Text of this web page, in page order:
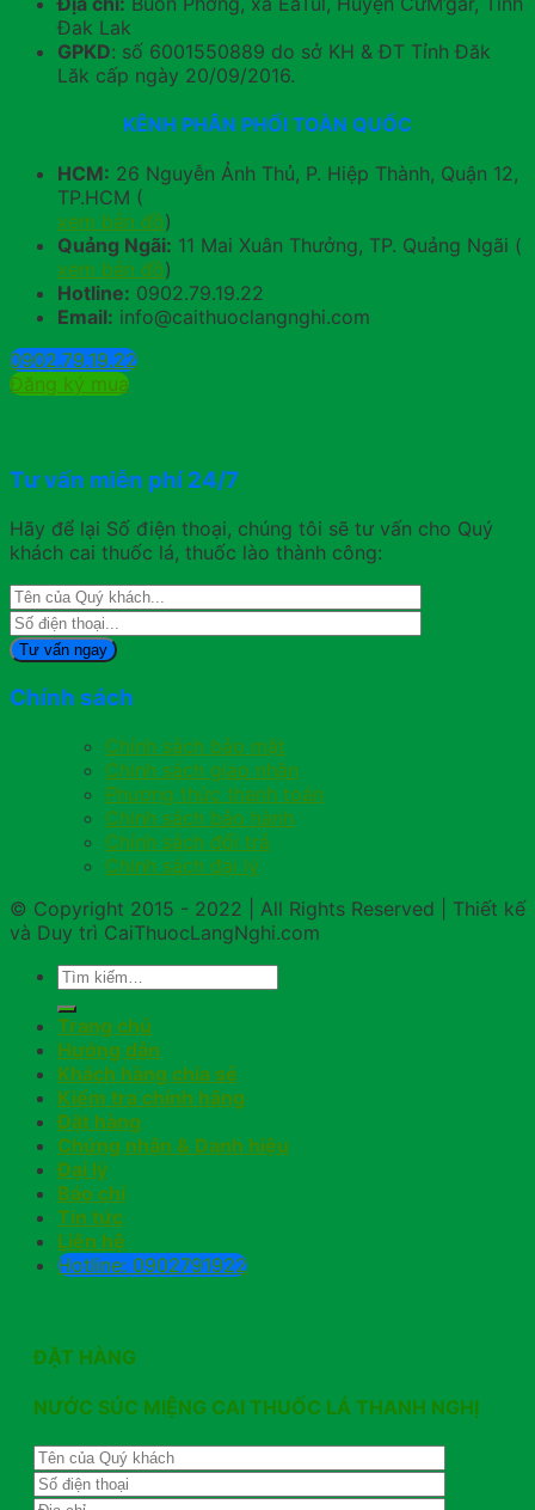
Đak Lak
GPKD: số 6001550889 do sở KH & ĐT Tỉnh Đăk
Lăk cấp ngày 20/09/2016.
KÊNH PHÂN PHỐI TOÀN QUỐC
HCM: 26 Nguyễn Ảnh Thủ, P. Hiệp Thành, Quận 12,
TP.HCM (
xem bản đồ)
Quảng Ngãi: 11 Mai Xuân Thưởng, TP. Quảng Ngãi (
xem bản đồ)
Hotline: 0902.79.19.22
Email: info@caithuoclangnghi.com
0902.79.19.22
Đăng ký mua
Tư vấn miễn phí 24/7
Hãy để lại Số điện thoại, chúng tôi sẽ tư vấn cho Quý
khách cai thuốc lá, thuốc lào thành công:
Chính sách
Chính sách bảo mật
Chính sách giao nhận
Phương thức thanh toán
Chính sách bảo hành
Chính sách đổi trả
Chính sách đại lý
© Copyright 2015 - 2022 | All Rights Reserved | Thiết kế
và Duy trì CaiThuocLangNghi.com
Trang chủ
Hướng dẫn
Khách hàng chia sẻ
Kiểm tra chính hãng
Đặt hàng
Chứng nhận & Danh hiệu
Đại lý
Báo chí
Tin tức
Liên hệ
Hotline: 0902791922
ĐẶT HÀNG
NƯỚC SÚC MIỆNG CAI THUỐC LÁ THANH NGHỊ